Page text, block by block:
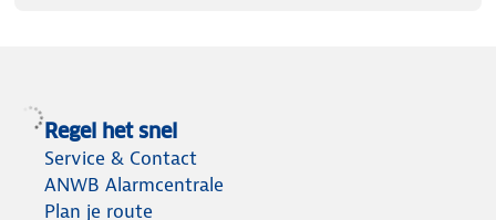
Regel het snel
Service & Contact
ANWB Alarmcentrale
Plan je route